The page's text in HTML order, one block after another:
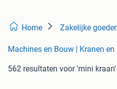
Home Zakelijke
Machines en Bouw | Kranen
562 resultaten voor 'mini kraan'